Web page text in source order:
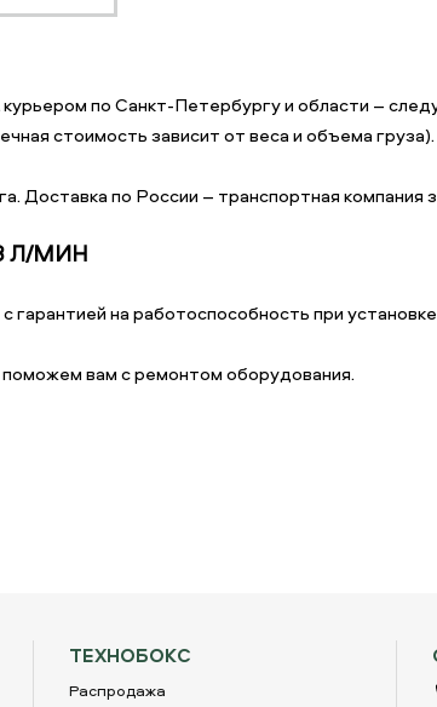
по Санкт-Петербургу и области –
стоимость зависит от веса и объема груза).
Доставка по России – транспортная компания
Л/МИН
гарантией на работоспособность при
вам с ремонтом оборудования.
ТЕХНОБОКС
Распродажа